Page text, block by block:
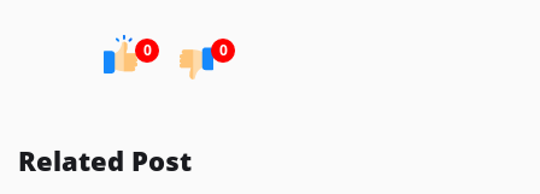
0 0
Related Post